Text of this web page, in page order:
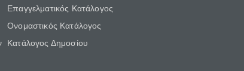
Επαγγελματικός Κατάλογος
Ονομαστικός Κατάλογος
Κατάλογος Δημοσίου